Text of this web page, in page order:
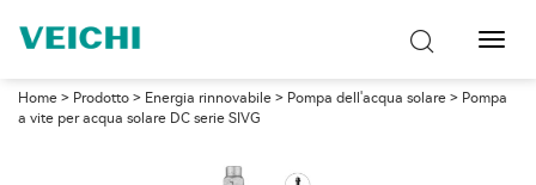
Home > Prodotto > Energia rinnovabile > Pompa dell'acqua solare > Pompa
a vite per acqua solare DC serie SIVG